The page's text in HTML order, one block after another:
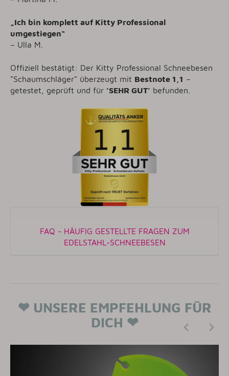
Ich bin komplett auf Kitty Professional
umgestiegen“
– Ulla M.
Offiziell bestätigt: Der Kitty Professional Schneebesen
"Schaumschläger" überzeugt mit Bestnote 1,1 –
getestet, geprüft und für ‘SEHR GUT’ befunden.
FAQ - HÄUFIG GESTELLTE FRAGEN ZUM
EDELSTAHL-SCHNEEBESEN
❤ UNSERE EMPFEHLUNG FÜR
DICH ❤